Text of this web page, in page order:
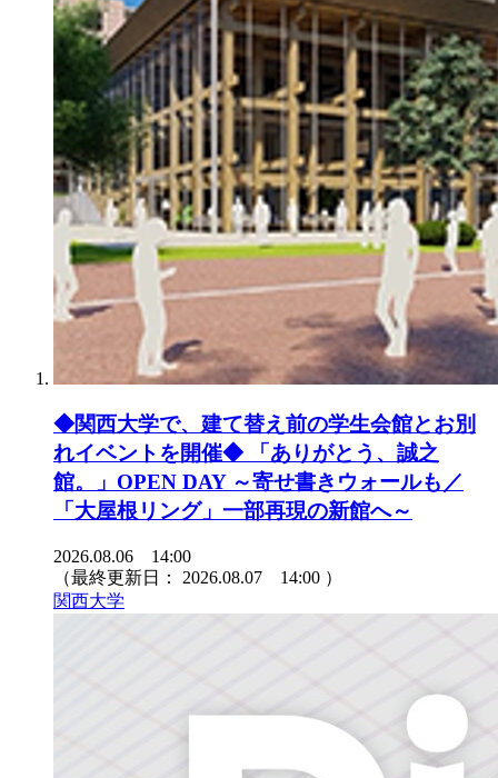
◆関西大学で、建て替え前の学生会館とお別
れイベントを開催◆ 「ありがとう、誠之
館。」OPEN DAY ～寄せ書きウォールも／
「大屋根リング」一部再現の新館へ～
2026.08.06 14:00
（最終更新日： 2026.08.07 14:00 ）
関西大学